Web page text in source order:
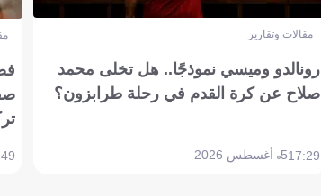
مقالات وتقارير
رونالدو وميسي نموذجًا.. هل تخلى محمد
صلاح عن كرة القدم في رحلة طرابزون؟
17:295 أغسطس 2026